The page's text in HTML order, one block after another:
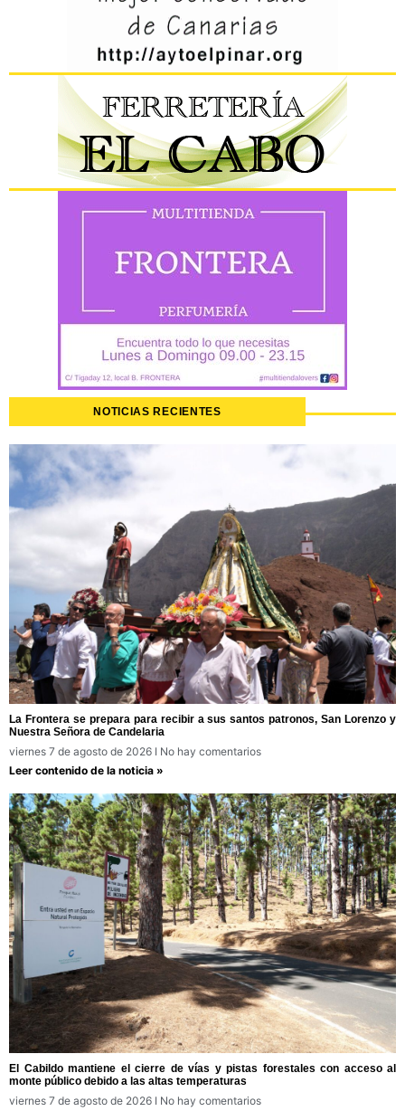
NOTICIAS RECIENTES
La Frontera se prepara para recibir a sus santos patronos, San Lorenzo y
Nuestra Señora de Candelaria
viernes 7 de agosto de 2026
No hay comentarios
Leer contenido de la noticia »
El Cabildo mantiene el cierre de vías y pistas forestales con acceso al
monte público debido a las altas temperaturas
viernes 7 de agosto de 2026
No hay comentarios